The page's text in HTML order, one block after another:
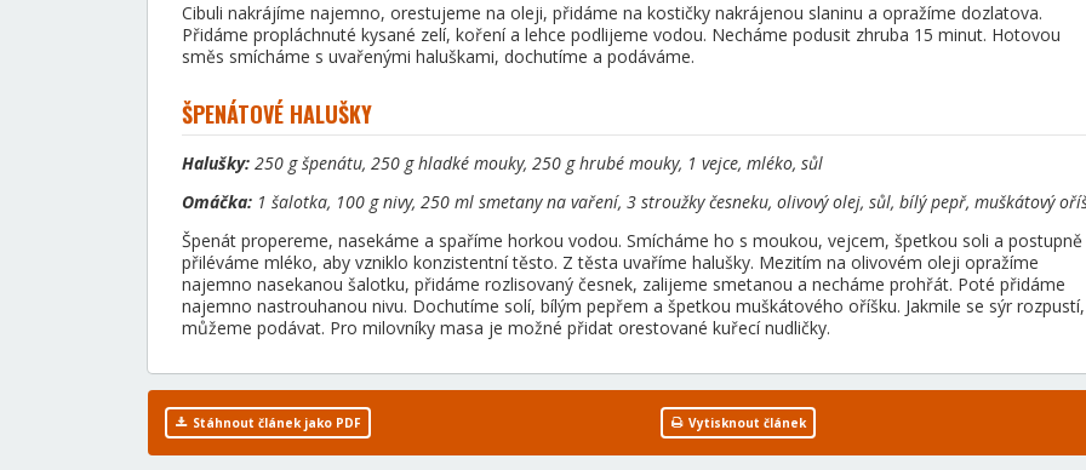
Cibuli nakrájíme najemno, orestujeme na oleji, přidáme na kostičky nakrájenou slaninu a opražíme dozlatova.
Přidáme propláchnuté kysané zelí, koření a lehce podlijeme vodou. Necháme podusit zhruba 15 minut. Hotovou
směs smícháme s uvařenými haluškami, dochutíme a podáváme.
ŠPENÁTOVÉ HALUŠKY
Halušky:250 g špenátu, 250 g hladké mouky, 250 g hrubé mouky, 1 vejce, mléko, sůl
Omáčka:1 šalotka, 100 g nivy, 250 ml smetany na vaření, 3 stroužky česneku, olivový olej, sůl, bílý pepř, muškátový
Špenát propereme, nasekáme a spaříme horkou vodou. Smícháme ho s moukou, vejcem, špetkou soli a postupně
přiléváme mléko, aby vzniklo konzistentní těsto. Z těsta uvaříme halušky. Mezitím na olivovém oleji opražíme
najemno nasekanou šalotku, přidáme rozlisovaný česnek, zalijeme smetanou a necháme prohřát. Poté přidáme
najemno nastrouhanou nivu. Dochutíme solí, bílým pepřem a špetkou muškátového oříšku. Jakmile se sýr rozpustí,
můžeme podávat. Pro milovníky masa je možné přidat orestované kuřecí nudličky.
Stáhnout článek jako PDF Vytisknout článek